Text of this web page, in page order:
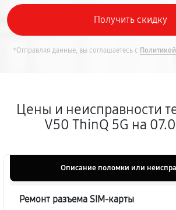
*Отправляя данные, вы соглашаетесь с
Цены и неисправности
V50 ThinQ 5G на
Описание поломки или
Ремонт разъема SIM-карты